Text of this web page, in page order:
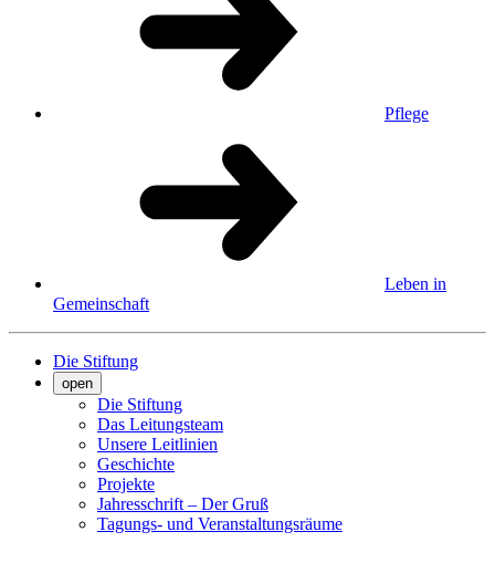
Pflege
Leben in
Gemeinschaft
Die Stiftung
open
Die Stiftung
Das Leitungsteam
Unsere Leitlinien
Geschichte
Projekte
Jahresschrift – Der Gruß
Tagungs- und Veranstaltungsräume